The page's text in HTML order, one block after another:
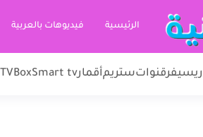
الرئيسية فيديوهات بالعربية
ريسيفرقنواتستريمأقمارSmart tv
TVBox